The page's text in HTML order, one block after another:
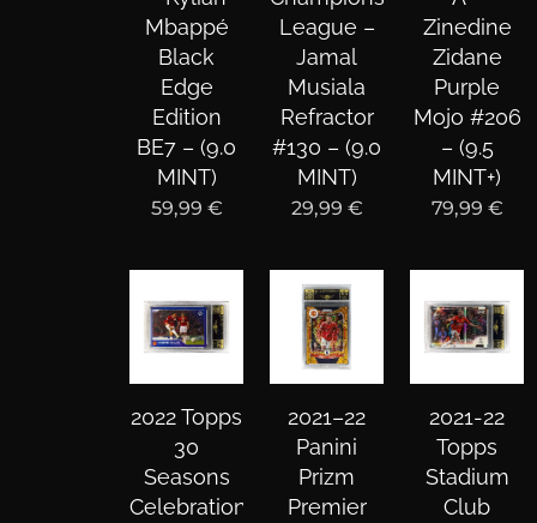
Mbappé
Black
Edge
Edition
BE7 – (9.0
MINT)
59,99 €
League –
Jamal
Musiala
Refractor
#130 – (9.0
MINT)
29,99 €
Zinedine
Zidane
Purple
Mojo #206
– (9.5
MINT+)
79,99 €
2022 Topps
30
Seasons
Celebration
2021–22
Panini
Prizm
Premier
2021-22
Topps
Stadium
Club